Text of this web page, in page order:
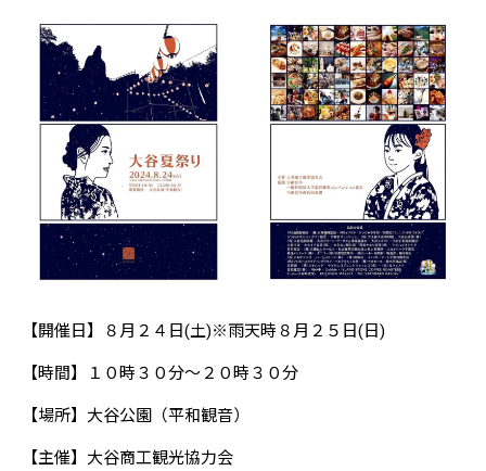
【開催日】８月２４日(土)※雨天時８月２５日(日)
【時間】１０時３０分～２０時３０分
【場所】大谷公園（平和観音）
【主催】大谷商工観光協力会